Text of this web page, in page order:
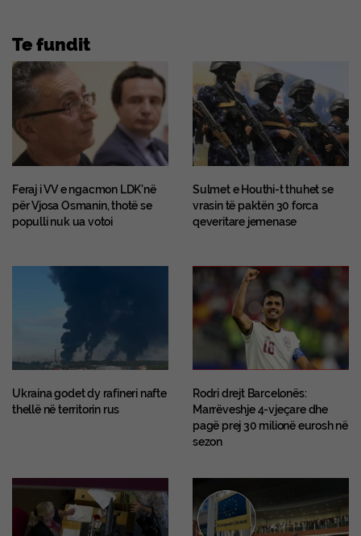
Te fundit
Feraj i VV e ngacmon LDK’në
për Vjosa Osmanin, thotë se
populli nuk ua votoi
Sulmet e Houthi-t thuhet se
vrasin të paktën 30 forca
qeveritare jemenase
Ukraina godet dy rafineri nafte
thellë në territorin rus
Rodri drejt Barcelonës:
Marrëveshje 4-vjeçare dhe
pagë prej 30 milionë eurosh në
sezon